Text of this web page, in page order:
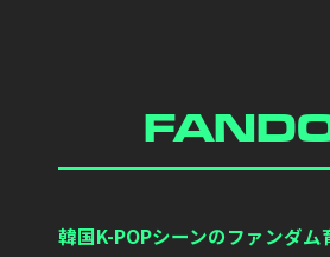
韓国K-POPシーンのファンダ